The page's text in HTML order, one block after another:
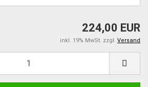
224,00 EUR
inkl. 19% MwSt. zzgl. Versand